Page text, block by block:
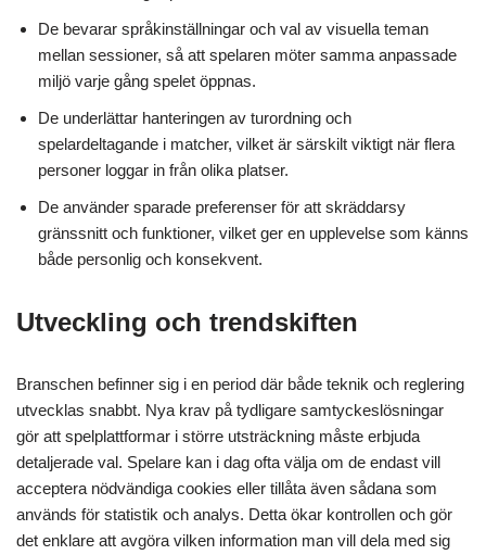
De bevarar språkinställningar och val av visuella teman
mellan sessioner, så att spelaren möter samma anpassade
miljö varje gång spelet öppnas.
De underlättar hanteringen av turordning och
spelardeltagande i matcher, vilket är särskilt viktigt när flera
personer loggar in från olika platser.
De använder sparade preferenser för att skräddarsy
gränssnitt och funktioner, vilket ger en upplevelse som känns
både personlig och konsekvent.
Utveckling och trendskiften
Branschen befinner sig i en period där både teknik och reglering
utvecklas snabbt. Nya krav på tydligare samtyckeslösningar
gör att spelplattformar i större utsträckning måste erbjuda
detaljerade val. Spelare kan i dag ofta välja om de endast vill
acceptera nödvändiga cookies eller tillåta även sådana som
används för statistik och analys. Detta ökar kontrollen och gör
det enklare att avgöra vilken information man vill dela med sig